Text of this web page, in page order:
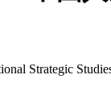
Strategic